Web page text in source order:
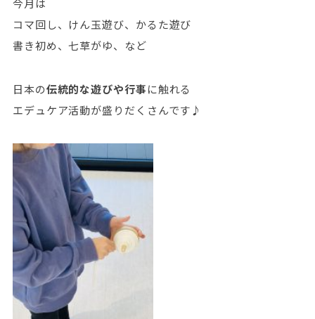
今月は
コマ回し、けん玉遊び、かるた遊び
書き初め、七草がゆ、など
日本の伝統的な遊びや行事に触れる
エデュケア活動が盛りだくさんです♪